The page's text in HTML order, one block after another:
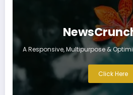
A Responsive, Multipurpose &
Click Here